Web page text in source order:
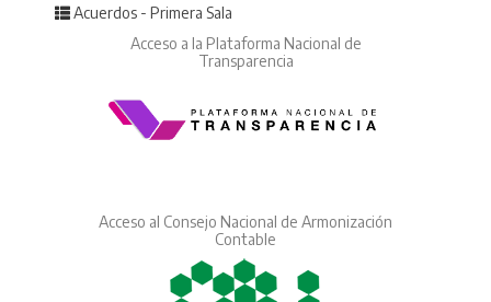
Posted in
Acuerdos - Primera Sala
Acceso a la Plataforma Nacional de
Transparencia
Acceso al Consejo Nacional de Armonización
Contable